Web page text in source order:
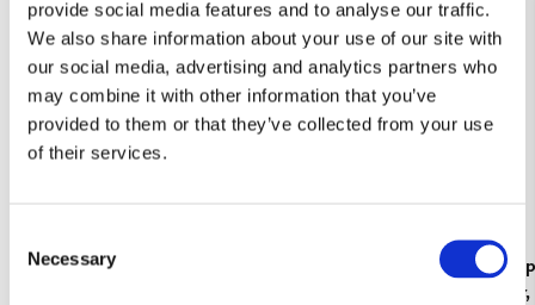
provide social media features and to analyse our traffic.
We also share information about your use of our site with
our social media, advertising and analytics partners who
may combine it with other information that you’ve
provided to them or that they’ve collected from your use
of their services.
Selection
Necessary
Koelkastmagneet: Gouache from Leben? oder
Jan